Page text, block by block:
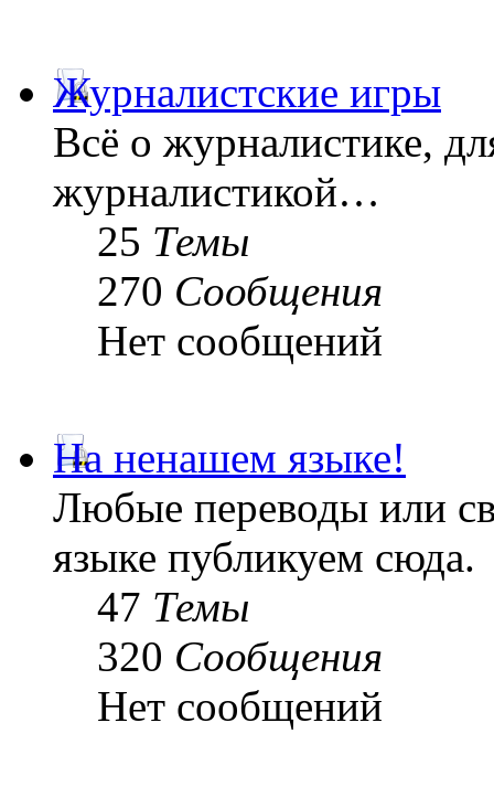
Журналистские игры
Всё о журналистике,
журналистикой…
25 Темы
270 Сообщения
Нет сообщений
На ненашем языке!
Любые переводы или
языке публикуем сюда.
47 Темы
320 Сообщения
Нет сообщений